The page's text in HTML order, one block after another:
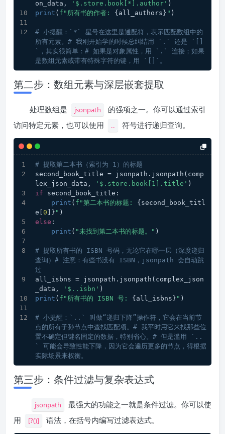
on_data, '$.store.book[*].author' )
print ( f"所有书的作者: {all_authors} " )
# 小提醒：`*` 星号在这里是通配符，表示匹配数组中的
所有元素。# 我刚开始学的时候总纠结用 `.` 还是 `[]
`，其实很简单：# 如果是对象属性，用 `.` 连接；如果
是数组元素或带有特殊字符的键，用 `[]`。
第二步：数组元素与深层嵌套提取
处理数组是 jsonpath
的强项之一。你可以通过索引
访问特定元素，也可以使用
.. 符号进行递归查询。
# 提取第二本书（索引为 1）的标题
second_book_title = jsonpath.jsonpath(comp
lex_json_data,
'$.store.book[1].title' )
if second_book_title:
print ( f"第二本书的标题: {second_book_titl
e[ 0 ]} " )
else :
print ( "未找到第二本书的标题。" )
# 提取所有书的 ISBN 号码，无论它在哪一层（深度递归
查询）# 注意：有些书没有 ISBN，jsonpath 会自动跳
过
all_isbns = jsonpath.jsonpath(complex_json
_data,
'$..isbn' )
print ( f"所有书的 ISBN 号: {all_isbns} " )
# 小提醒：`..` 叫做“递归下降”操作符，它会在当前节
点的所有子孙节点中查找匹配项。# 我平时用它来找那些位
置不确定但键名固定的数据，特别省心。# 但是滥用 `..
` 可能会导致性能下降，因为它会遍历更多的节点，得根据
实际场景来权衡。
第三步：条件过滤与复杂表达式
jsonpath
最强大的功能之一就是条件过滤。你可以使
用
[?()] 语法，在括号内编写过滤表达式。